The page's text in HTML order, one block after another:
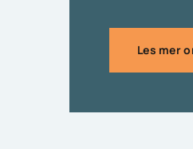
Les mer